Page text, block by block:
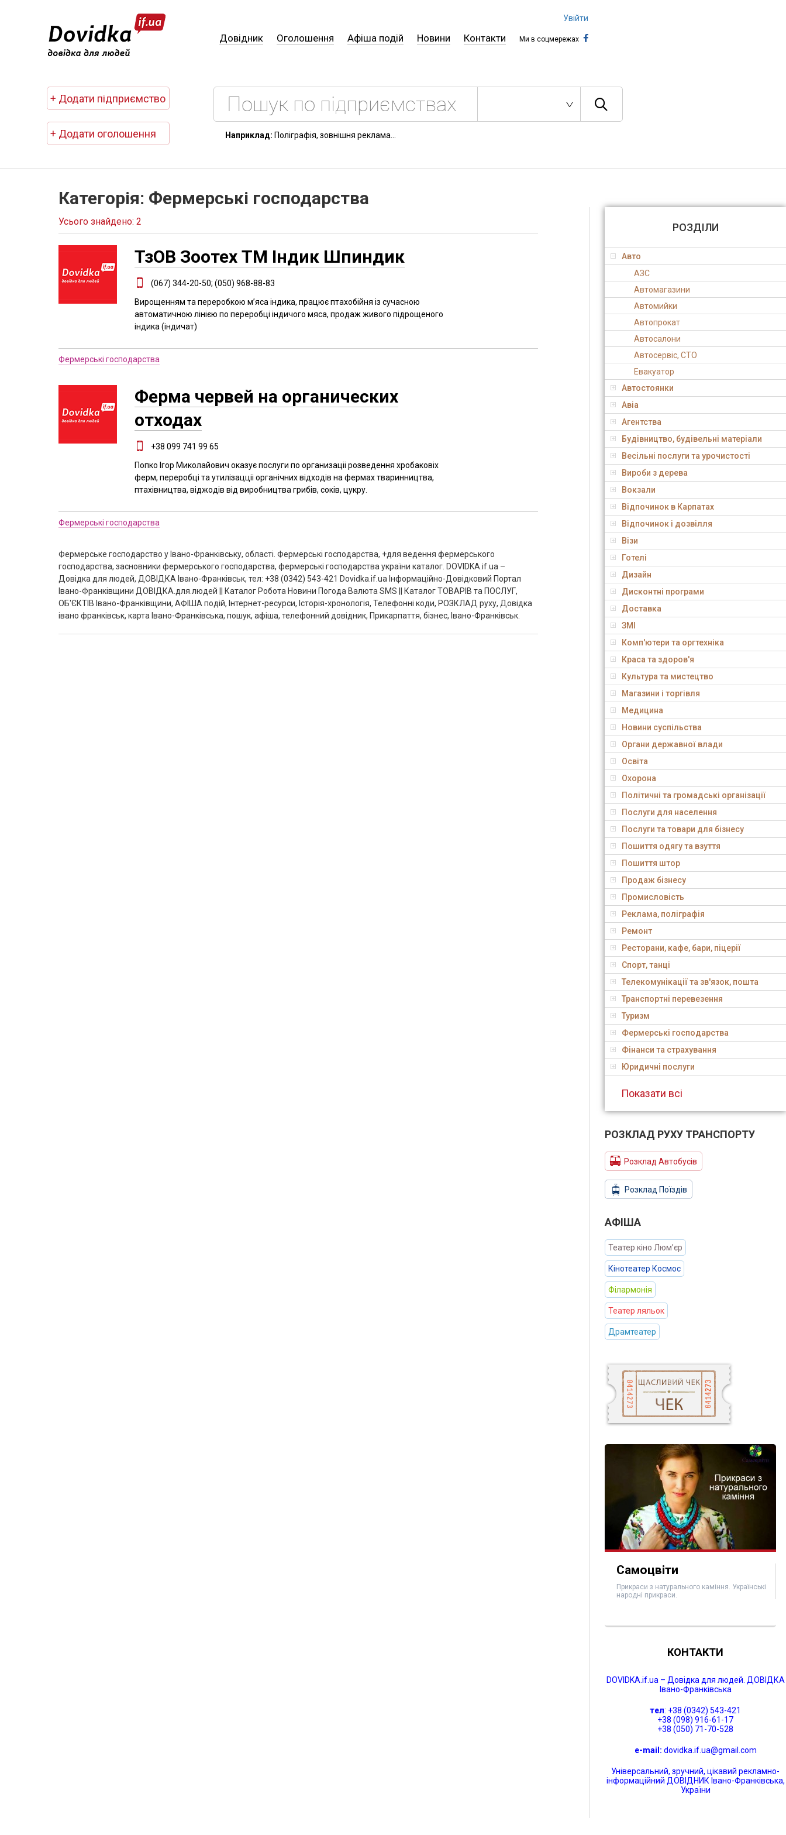
Довідник Оголошення Афіша подій Новини Контакти Ми в соцмережах
Увійти
+ Додати підприємство
+ Додати оголошення Наприклад: Поліграфія, зовнішня реклама...
Категорія: Фермерські господарства
Усього знайдено: 2
ТзОВ Зоотех ТМ Індик Шпиндик
(067) 344-20-50; (050) 968-88-83
Вирощенням та переробкою м’яса індика, працює птахобійня із сучасною
автоматичною лінією по переробці індичого мяса, продаж живого підрощеного
індика (індичат)
Фермерські господарства
Ферма червей на органических
отходах
+38 099 741 99 65
Попко Ігор Миколайович оказує послуги по организаціі розведення хробаковіх
ферм, переробці та утилізацціі органічних відходів на фермах тваринництва,
птахівництва, віджодів від виробництва грибів, соків, цукру.
Фермерські господарства
Фермерське господарство у Івано-Франківську, області. Фермерські господарства, +для ведення фермерського
господарства, засновники фермерського господарства, фермерські господарства україни каталог. DOVIDKA.if.ua –
Довідка для людей, ДОВІДКА Івано-Франківськ, тел: +38 (0342) 543-421 Dovidka.if.ua Інформаційно-Довідковий Портал
Івано-Франківщини ДОВІДКА.для.людей || Каталог Робота Новини Погода Валюта SMS || Каталог ТОВАРІВ та ПОСЛУГ,
ОБ'ЄКТІВ Івано-Франківщини, АФІША подій, Інтернет-ресурси, Історія-хронологія, Телефонні коди, РОЗКЛАД руху, Довідка
івано франківськ, карта Івано-Франківська, пошук, афіша, телефонний довідник, Прикарпаття, бізнес, Івано-Франківськ.
РОЗДІЛИ
Авто
АЗС
Автомагазини
Автомийки
Автопрокат
Автосалони
Автосервіс, СТО
Евакуатор
Автостоянки
Авіа
Агентства
Будівництво, будівельні матеріали
Весільні послуги та урочистості
Вироби з дерева
Вокзали
Відпочинок в Карпатах
Відпочинок і дозвілля
Візи
Готелі
Дизайн
Дисконтні програми
Доставка
ЗМІ
Комп'ютери та оргтехніка
Краса та здоров'я
Культура та мистецтво
Магазини і торгівля
Медицина
Новини суспільства
Органи державної влади
Освіта
Охорона
Політичні та громадські організації
Послуги для населення
Послуги та товари для бізнесу
Пошиття одягу та взуття
Пошиття штор
Продаж бізнесу
Промисловість
Реклама, поліграфія
Ремонт
Ресторани, кафе, бари, піцерії
Спорт, танці
Телекомунікації та зв'язок, пошта
Транспортні перевезення
Туризм
Фермерські господарства
Фінанси та страхування
Юридичні послуги
Показати всі
РОЗКЛАД РУХУ ТРАНСПОРТУ
Розклад Автобусів
Розклад Поїздів
АФIША
Театер кіно Люм’єр
Кінотеатер Космос
Філармонія
Театер ляльок
Драмтеатер
Самоцвіти
Прикраси з натурального каміння. Українські
народні прикраси.
КОНТАКТИ
DOVIDKA.if.ua – Довідка для людей. ДОВІДКА
Івано-Франківська
тел: +38 (0342) 543-421
+38 (098) 916-61-17
+38 (050) 71-70-528
e-mail: dovidka.if.ua@gmail.com
Універсальний, зручний, цікавий рекламно-
інформаційний ДОВІДНИК Івано-Франківська,
України